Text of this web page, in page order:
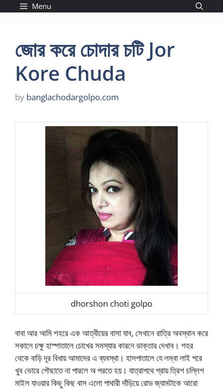
Menu
জোর করে চোদার চটি Jor
Kore Chuda
by banglachodargolpo.com
dhorshon choti golpo
বাবা আর আমি শহরে এক আত্বীয়ের বাসা যাব, সেখানে রাত্রি অবস্থান করে
সকালে চক্ষু হাস্পাতালে চোখের সমস্যার কারনে ডাক্তার দেখাব। শহর
থেকে বাড়ি দূর বিধায় আমাদের এ ব্যবস্থা। হাসপাতালে যে লম্বা লাই পরে
খুব ভোরে পৌছাতে না পারলে অ পরতে হয়। যাত্রাপথে প্রায় ত্রিশ চল্লিশ
মাইল যাওয়ার কিছু কিছ বাস এলো পাথারী দাঁড়িয়ে রোড জ্যামটাকে আরো